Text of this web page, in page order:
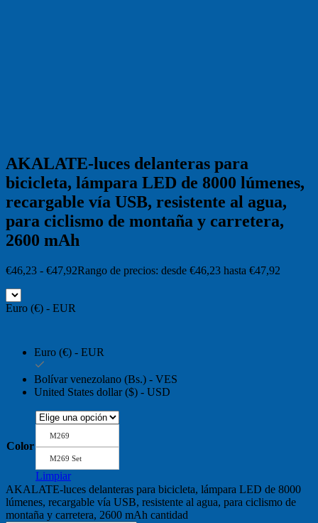
AKALATE-luces delanteras para
bicicleta, lámpara LED de 8000 lúmenes,
recargable vía USB, resistente al agua,
para ciclismo de montaña y carretera,
2600 mAh
€46,23 - €47,92Rango de precios: desde €46,23 hasta €47,92
Euro (€) - EUR
Euro (€) - EUR
Bolívar venezolano (Bs.) - VES
United States dollar ($) - USD
Color
M269
M269 Set
Limpiar
AKALATE-luces delanteras para bicicleta, lámpara LED de 8000
lúmenes, recargable vía USB, resistente al agua, para ciclismo de
montaña y carretera, 2600 mAh cantidad